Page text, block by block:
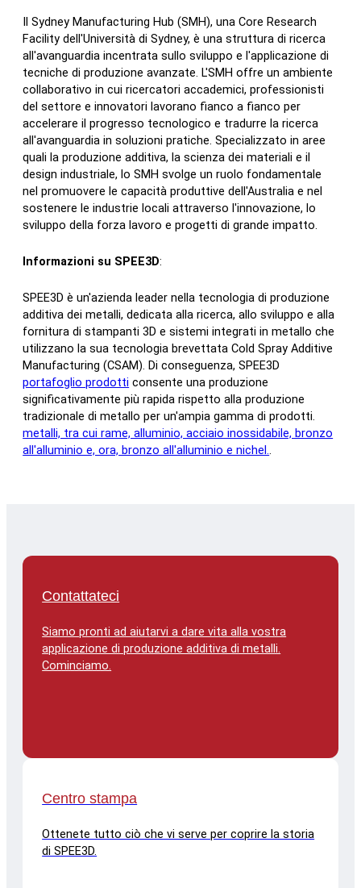
Il Sydney Manufacturing Hub (SMH), una Core Research
Facility dell'Università di Sydney, è una struttura di ricerca
all'avanguardia incentrata sullo sviluppo e l'applicazione di
tecniche di produzione avanzate. L'SMH offre un ambiente
collaborativo in cui ricercatori accademici, professionisti
del settore e innovatori lavorano fianco a fianco per
accelerare il progresso tecnologico e tradurre la ricerca
all'avanguardia in soluzioni pratiche. Specializzato in aree
quali la produzione additiva, la scienza dei materiali e il
design industriale, lo SMH svolge un ruolo fondamentale
nel promuovere le capacità produttive dell'Australia e nel
sostenere le industrie locali attraverso l'innovazione, lo
sviluppo della forza lavoro e progetti di grande impatto.
Informazioni su SPEE3D:
SPEE3D è un'azienda leader nella tecnologia di produzione
additiva dei metalli, dedicata alla ricerca, allo sviluppo e alla
fornitura di stampanti 3D e sistemi integrati in metallo che
utilizzano la sua tecnologia brevettata Cold Spray Additive
Manufacturing (CSAM). Di conseguenza, SPEE3D
portafoglio prodotti consente una produzione
significativamente più rapida rispetto alla produzione
tradizionale di metallo per un'ampia gamma di prodotti.
metalli, tra cui rame, alluminio, acciaio inossidabile, bronzo
all'alluminio e, ora, bronzo all'alluminio e nichel..
Contattateci
Siamo pronti ad aiutarvi a dare vita alla vostra
applicazione di produzione additiva di metalli.
Cominciamo.
Centro stampa
Ottenete tutto ciò che vi serve per coprire la storia
di SPEE3D.